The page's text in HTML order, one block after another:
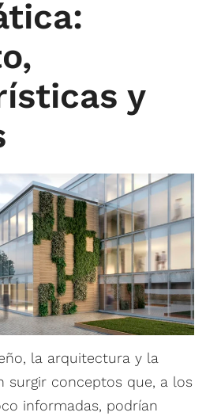
y
la arquitectura y la
surgir conceptos que, a los
informadas, podrían